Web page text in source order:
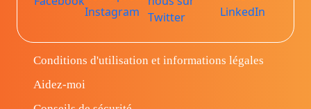
Conditions d'utilisation et informations légales
Aidez-moi